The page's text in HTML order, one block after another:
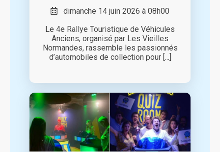
dimanche 14 juin 2026 à 08h00
Le 4e Rallye Touristique de Véhicules
Anciens, organisé par Les Vieilles
Normandes, rassemble les passionnés
d’automobiles de collection pour [...]